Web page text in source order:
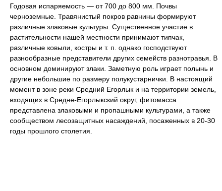
Годовая испаряемость — от 700 до 800 мм. Почвы
черноземные. Травянистый покров равнины формируют
различные злаковые культуры. Существенное участие в
растительности нашей местности принимают типчак,
различные ковыли, костры и т. п. однако господствуют
разнообразные представители других семейств разнотравья. В
основном доминируют злаки. Заметную роль играет полынь и
другие небольшие по размеру полукустарнички. В настоящий
момент в зоне реки Средний Егорлык и на территории земель,
входящих в Средне-Егорлыкский округ, фитомасса
представлена злаковыми и пропашными культурами, а также
сообществом лесозащитных насаждений, посаженных в 20-30
годы прошлого столетия.